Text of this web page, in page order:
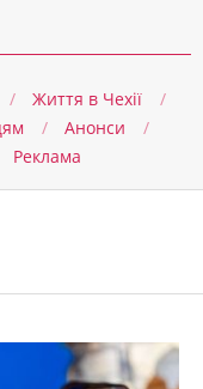
Життя в Чеxії
Анонси
Реклама